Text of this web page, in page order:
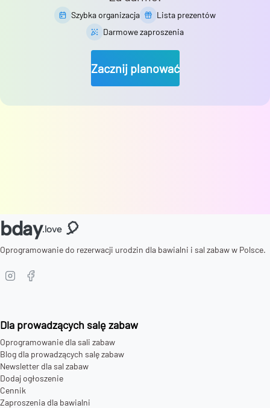
Szybka organizacja
Lista prezentów
Darmowe zaproszenia
Zacznij planować
bday.love 🎈
Oprogramowanie do rezerwacji urodzin dla bawialni i sal zabaw w Polsce.
Dla prowadzących salę zabaw
Oprogramowanie dla sali zabaw
Blog dla prowadzących salę zabaw
Newsletter dla sal zabaw
Dodaj ogłoszenie
Cennik
Zaproszenia dla bawialni